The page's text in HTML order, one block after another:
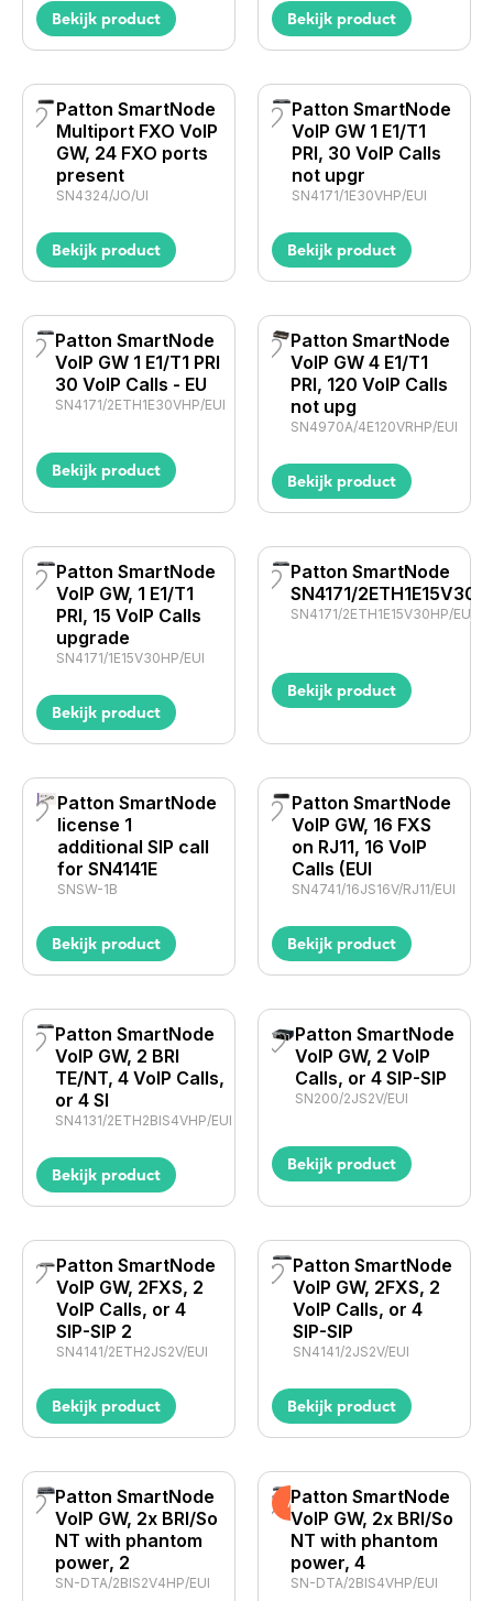
Bekijk product Bekijk product
Patton SmartNode
Multiport FXO VoIP
GW, 24 FXO ports
present
SN4324/JO/UI
Bekijk product
Patton SmartNode
VoIP GW 1 E1/T1
PRI, 30 VoIP Calls
not upgr
SN4171/1E30VHP/EUI
Bekijk product
Patton SmartNode
VoIP GW 1 E1/T1 PRI
30 VoIP Calls - EU
SN4171/2ETH1E30VHP/EUI
Bekijk product
Patton SmartNode
VoIP GW 4 E1/T1
PRI, 120 VoIP Calls
not upg
SN4970A/4E120VRHP/EUI
Bekijk product
Patton SmartNode
VoIP GW, 1 E1/T1
PRI, 15 VoIP Calls
upgrade
SN4171/1E15V30HP/EUI
Bekijk product
Patton SmartNode
SN4171/
SN4171/2ETH1E15V30HP/EUI
Bekijk product
Patton SmartNode
license 1
additional SIP call
for SN4141E
SNSW-1B
Bekijk product
Patton SmartNode
VoIP GW, 16 FXS
on RJ11, 16 VoIP
Calls (EUI
SN4741/16JS16V/RJ11/EUI
Bekijk product
Patton SmartNode
VoIP GW, 2 BRI
TE/NT, 4 VoIP Calls,
or 4 SI
SN4131/2ETH2BIS4VHP/EUI
Bekijk product
Patton SmartNode
VoIP GW, 2 VoIP
Calls, or 4 SIP-SIP
SN200/2JS2V/EUI
Bekijk product
Patton SmartNode
VoIP GW, 2FXS, 2
VoIP Calls, or 4
SIP-SIP 2
SN4141/2ETH2JS2V/EUI
Bekijk product
Patton SmartNode
VoIP GW, 2FXS, 2
VoIP Calls, or 4
SIP-SIP
SN4141/2JS2V/EUI
Bekijk product
Patton SmartNode
VoIP GW, 2x BRI/So
NT with phantom
power, 2
SN-DTA/2BIS2V4HP/EUI
Actie
Patton SmartNode
VoIP GW, 2x BRI/So
NT with phantom
power, 4
SN-DTA/2BIS4VHP/EUI